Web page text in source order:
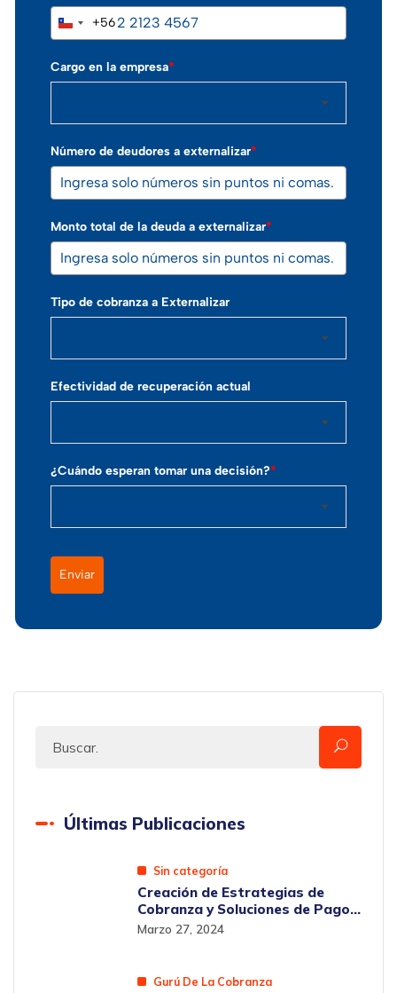
Chile+56
Cargo en la empresa*
Número de deudores a externalizar*
Monto total de la deuda a externalizar*
Tipo de cobranza a Externalizar
Efectividad de recuperación actual
¿Cuándo esperan tomar una decisión?*
Enviar
Últimas Publicaciones
Sin categoría
Creación de Estrategias de
Cobranza y Soluciones de Pagos
en Chile con GPCRON
Marzo 27, 2024
Gurú De La Cobranza